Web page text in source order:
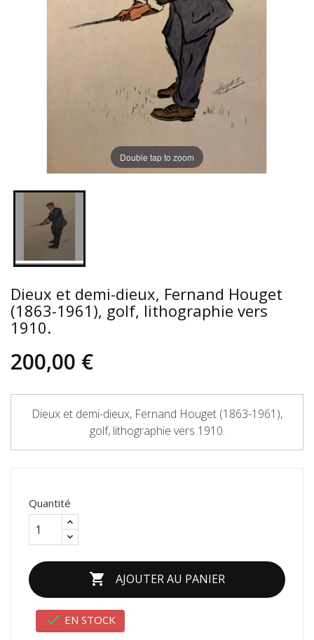
Double tap to zoom
Dieux et demi-dieux, Fernand Houget
(1863-1961), golf, lithographie vers
1910.
200,00 €
Dieux et demi-dieux, Fernand Houget (1863-1961),
golf, lithographie vers 1910.
Quantité
 AJOUTER AU PANIER
 EN STOCK